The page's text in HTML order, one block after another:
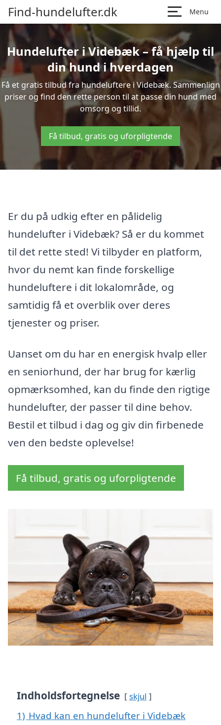
Find-hundelufter.dk Menu
Hundelufter i Videbæk – få hjælp til
din hund i hverdagen
Få et gratis tilbud fra hundeluftere i Videbæk. Sammenlign
priser og find den rette person til at passe din hund med
omsorg og tillid.
Få tilbud, gratis og uforpligtende
Er du på udkig efter en pålidelig
hundelufter i Videbæk? Så er du kommet
til det rette sted! Vi tilbyder en platform,
hvor du nemt kan finde forskellige
hundeluftere i dit lokalområde, og
samtidig få et overblik over deres
tjenester og priser.
Uanset om du har en energisk hvalp eller
en seniorhund, der har brug for kærlig
opmærksomhed, kan du finde den rigtige
hundelufter, der passer til dine behov.
Bestil et tilbud i dag og giv din firbenede
ven den bedste oplevelse!
Få tilbud, gratis og uforpligtende
Indholdsfortegnelse skjul
1) Hvad kan en hundelufter i Videbæk